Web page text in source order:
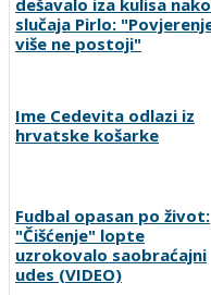
dešavalo iza kulisa nakon
slučaja Pirlo: "Povjerenje
više ne postoji"